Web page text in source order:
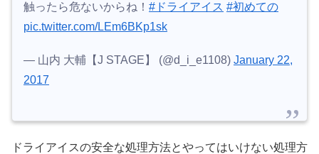
触ったら危ないからね！ #ドライアイス #初めての
pic.twitter.com/LEm6BKp1sk
— 山内 大輔【J STAGE】 (@d_i_e1108) January 22,
2017
ドライアイスの安全な処理方法とやってはいけない処理方